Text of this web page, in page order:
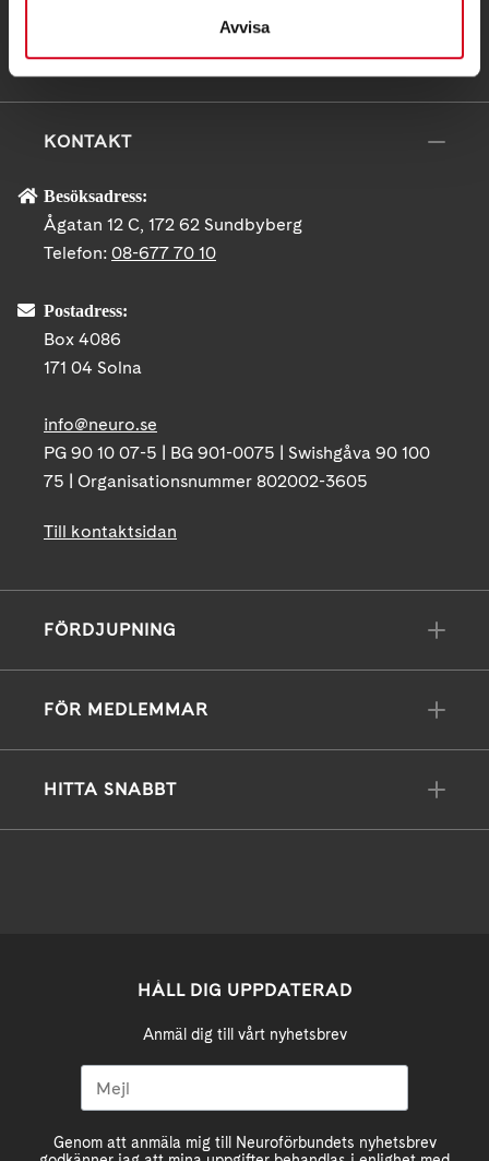
Avvisa
KONTAKT
Besöksadress:
Ågatan 12 C, 172 62 Sundbyberg
Telefon: 08-677 70 10
Postadress:
Box 4086
171 04 Solna
info@neuro.se
PG 90 10 07-5 | BG 901-0075 | Swishgåva 90 100
75 | Organisationsnummer 802002-3605
Till kontaktsidan
FÖRDJUPNING
FÖR MEDLEMMAR
HITTA SNABBT
HÅLL DIG UPPDATERAD
Anmäl dig till vårt nyhetsbrev
Genom att anmäla mig till Neuroförbundets nyhetsbrev